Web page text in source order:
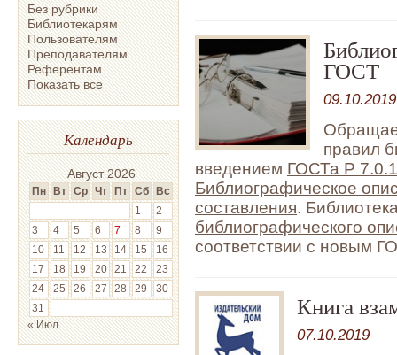
Без рубрики
Библиотекарям
Пользователям
Преподавателям
Референтам
Показать все
Календарь
Август 2026
Пн Вт Ср Чт Пт Сб Вс
1
2
3
4 5 6 7 8
9
10
11 12 13 14 15
16
17
18 19 20 21 22
23
24
25 26 27 28 29
30
31
« Июл
ГОСТ
09.10.2019
правил
введением ГОСТа Р
Библиографическое
составления.
библиографического
соответствии с новым
Книга
07.10.2019